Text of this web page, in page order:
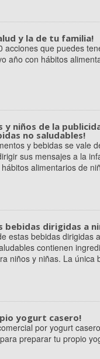
y la de tu familia!
acciones que puedes
año con hábitos
y niños de la
no saludables!
y bebidas se vale
sus mensajes a la
alimentarios de
bebidas dirigidas a
estas bebidas dirigidas
contienen
niños y niñas. La única
yogurt casero!
por yogurt
preparar tu propio